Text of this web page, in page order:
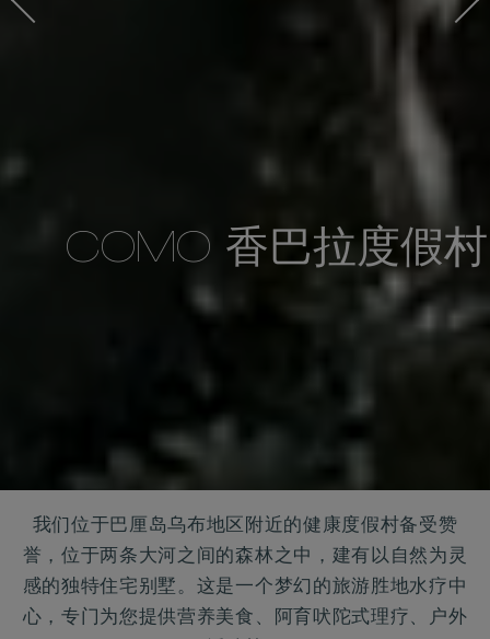
COMO 香巴拉度假村
我们位于巴厘岛乌布地区附近的健康度假村备受赞
誉，位于两条大河之间的森林之中，建有以自然为灵
感的独特住宅别墅。这是一个梦幻的旅游胜地水疗中
心，专门为您提供营养美食、阿育吠陀式理疗、户外